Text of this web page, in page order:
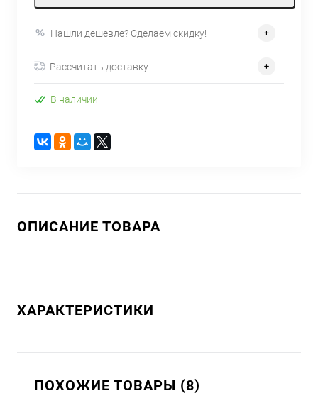
Нашли дешевле? Сделаем скидку!
Рассчитать доставку
В наличии
ОПИСАНИЕ ТОВАРА
ХАРАКТЕРИСТИКИ
ПОХОЖИЕ ТОВАРЫ (8)